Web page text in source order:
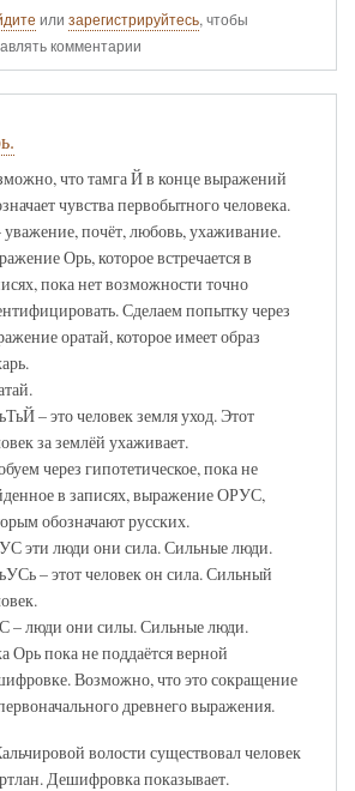
или зарегистрируйтесь, чтобы
комментарии
что тамга Й в конце выражений
чувства первобытного человека.
почёт, любовь, ухаживание.
Орь, которое встречается в
пока нет возможности точно
Сделаем попытку через
оратай, которое имеет образ
– это человек земля уход. Этот
за землёй ухаживает.
через гипотетическое, пока не
в записях, выражение ОРУС,
обозначают русских.
эти люди они сила. Сильные люди.
– этот человек он сила. Сильный
– люди они силы. Сильные люди.
Орь пока не поддаётся верной
Возможно, что это сокращение
древнего выражения.
волости существовал человек
Дешифровка показывает.